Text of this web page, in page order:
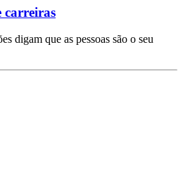
carreiras
digam que as pessoas são o seu